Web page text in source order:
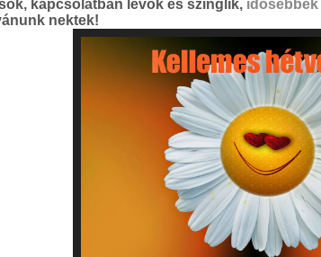
kapcsolatban lévők és szinglik, idősebbek
nektek!